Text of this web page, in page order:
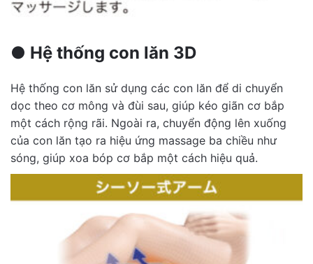
● Hệ thống con lăn 3D
Hệ thống con lăn sử dụng các con lăn để di chuyển
dọc theo cơ mông và đùi sau, giúp kéo giãn cơ bắp
một cách rộng rãi. Ngoài ra, chuyển động lên xuống
của con lăn tạo ra hiệu ứng massage ba chiều như
sóng, giúp xoa bóp cơ bắp một cách hiệu quả.